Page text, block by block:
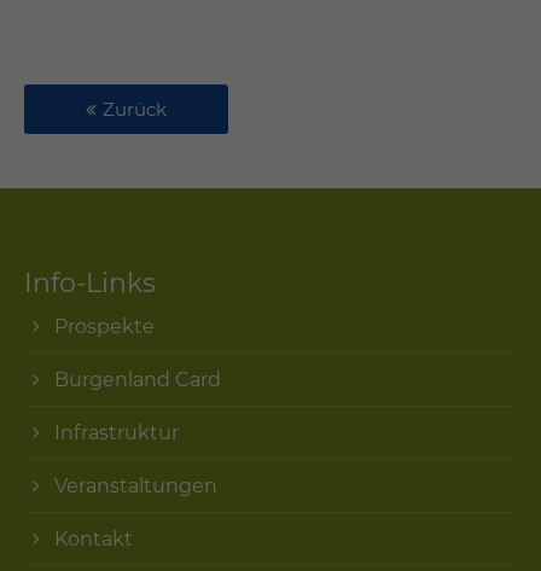
Zurück
Info-Links
Prospekte
Burgenland Card
Infrastruktur
Veranstaltungen
Kontakt